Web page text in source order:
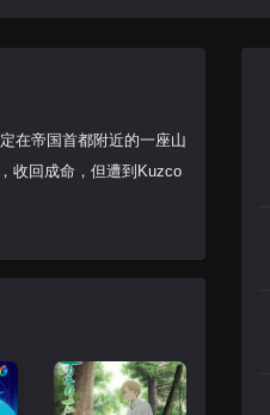
在帝国首都附近的一座山
收回成命，但遭到Kuzco